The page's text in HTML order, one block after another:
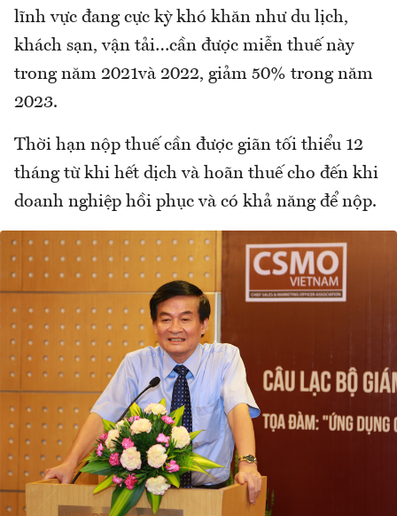
lĩnh vực đang cực kỳ khó khăn như du lịch,
khách sạn, vận tải…cần được miễn thuế này
trong năm 2021và 2022, giảm 50% trong năm
2023.
Thời hạn nộp thuế cần được giãn tối thiểu 12
tháng từ khi hết dịch và hoãn thuế cho đến khi
doanh nghiệp hồi phục và có khả năng để nộp.